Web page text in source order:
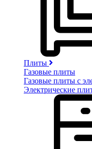
Плиты
Газовые плиты
Газовые плиты с
Электрические